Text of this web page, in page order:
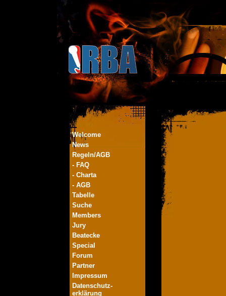
Welcome
News
Regeln/AGB
- FAQ
- Charta
- AGB
Tabelle
Suche
Members
Jury
Beatecke
Special
Forum
Partner
Impressum
Datenschutz-
erklärung